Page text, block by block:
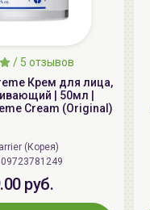
/ 5 отзывов
Крем для лица,
| 50мл |
Cream (Original)
(Корея)
8809723781249
руб.